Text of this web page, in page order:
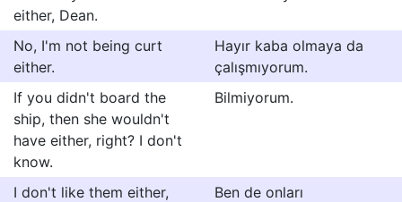
either, Dean.
No, I'm not being curt
either.
Hayır kaba olmaya da
çalışmıyorum.
If you didn't board the
ship, then she wouldn't
have either, right? I don't
know.
Bilmiyorum.
I don't like them either,
Ben de onları